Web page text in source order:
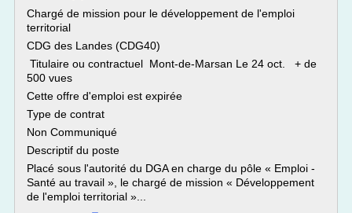
Chargé de mission pour le développement de l'emploi
territorial
CDG des Landes (CDG40)
Titulaire ou contractuel Mont-de-Marsan Le 24 oct. + de
500 vues
Cette offre d'emploi est expirée
Type de contrat
Non Communiqué
Descriptif du poste
Placé sous l'autorité du DGA en charge du pôle « Emploi -
Santé au travail », le chargé de mission « Développement
de l'emploi territorial »...